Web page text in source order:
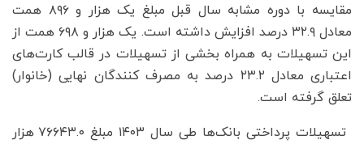
مقایسه با دوره مشابه سال قبل مبلغ یک هزار و ۸۹۶ همت
معادل ۳۲.۹ درصد افزایش داشته است. یک هزار و ۶۹۸ همت از
این تسهیلات به همراه بخشی از تسهیلات در قالب کارت‌های
اعتباری معادل ۲۳.۲ درصد به مصرف کنندگان نهایی (خانوار)
تعلق گرفته است.
تسهیلات پرداختی بانک‌ها طی سال ۱۴۰۳ مبلغ ۷۶۶۴۳.۰ هزار